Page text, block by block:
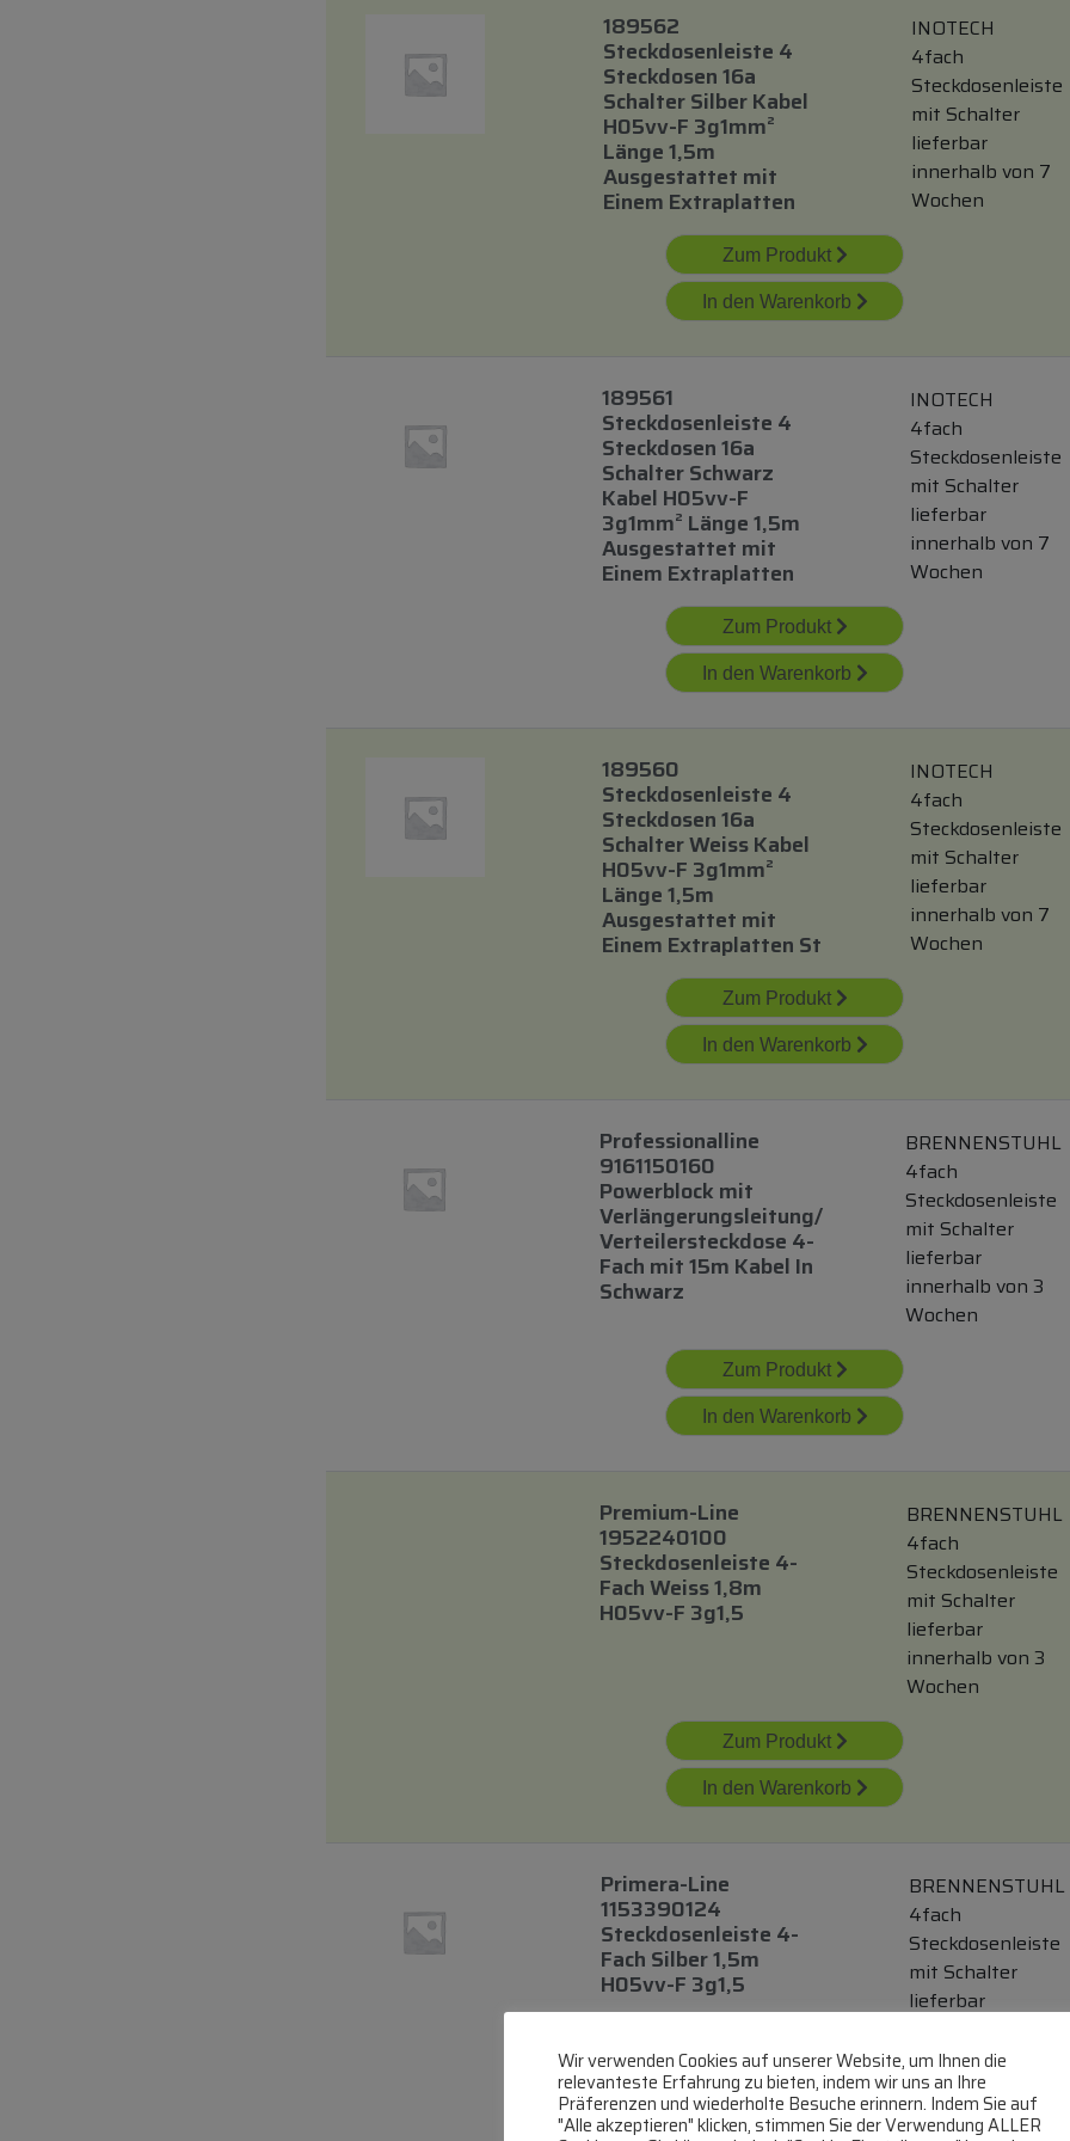
189562
Steckdosenleiste 4
Steckdosen 16a
Schalter Silber Kabel
H05vv-F 3g1mm²
Länge 1,5m
Ausgestattet mit
Einem Extraplatten
INOTECH
4fach
Steckdosenleiste
mit Schalter
lieferbar
innerhalb von 7
Wochen
Zum Produkt
In den Warenkorb
189561
Steckdosenleiste 4
Steckdosen 16a
Schalter Schwarz
Kabel H05vv-F
3g1mm² Länge 1,5m
Ausgestattet mit
Einem Extraplatten
INOTECH
4fach
Steckdosenleiste
mit Schalter
lieferbar
innerhalb von 7
Wochen
Zum Produkt
In den Warenkorb
189560
Steckdosenleiste 4
Steckdosen 16a
Schalter Weiss Kabel
H05vv-F 3g1mm²
Länge 1,5m
Ausgestattet mit
Einem Extraplatten St
INOTECH
4fach
Steckdosenleiste
mit Schalter
lieferbar
innerhalb von 7
Wochen
Zum Produkt
In den Warenkorb
Professionalline
9161150160
Powerblock mit
Verlängerungsleitung/
Verteilersteckdose 4-
Fach mit15m Kabel In
Schwarz
BRENNENSTUHL
4fach
Steckdosenleiste
mit Schalter
lieferbar
innerhalb von 3
Wochen
Zum Produkt
In den Warenkorb
Premium-Line
1952240100
Steckdosenleiste 4-
Fach Weiss 1,8m
H05vv-F 3g1,5
BRENNENSTUHL
4fach
Steckdosenleiste
mit Schalter
lieferbar
innerhalb von 3
Wochen
Zum Produkt
In den Warenkorb
Primera-Line
1153390124
Steckdosenleiste 4-
Fach Silber 1,5m
H05vv-F 3g1,5
BRENNENSTUHL
4fach
Steckdosenleiste
mit Schalter
lieferbar
Wochen
Zum Produkt
Wir verwenden Cookies auf unserer Website, um Ihnen die
relevanteste Erfahrung zu bieten, indem wir uns an Ihre
Präferenzen und wiederholte Besuche erinnern. Indem Sie auf
"Alle akzeptieren" klicken, stimmen Sie der Verwendung ALLER